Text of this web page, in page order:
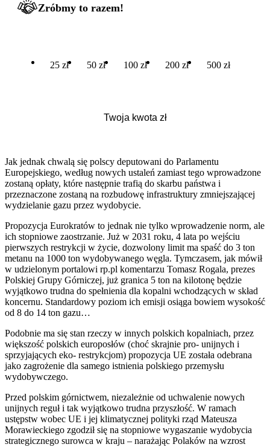
Zróbmy to razem!
25 zł 50 zł 100 zł 200 zł 500 zł
Jak jednak chwalą się polscy deputowani do Parlamentu
Europejskiego, według nowych ustaleń zamiast tego wprowadzone
zostaną opłaty, które następnie trafią do skarbu państwa i
przeznaczone zostaną na rozbudowę infrastruktury zmniejszającej
wydzielanie gazu przez wydobycie.
Propozycja Eurokratów to jednak nie tylko wprowadzenie norm, ale
ich stopniowe zaostrzanie. Już w 2031 roku, 4 lata po wejściu
pierwszych restrykcji w życie, dozwolony limit ma spaść do 3 ton
metanu na 1000 ton wydobywanego węgla. Tymczasem, jak mówił
w udzielonym portalowi rp.pl komentarzu Tomasz Rogala, prezes
Polskiej Grupy Górniczej, już granica 5 ton na kilotonę będzie
wyjątkowo trudna do spełnienia dla kopalni wchodzących w skład
koncernu. Standardowy poziom ich emisji osiąga bowiem wysokość
od 8 do 14 ton gazu…
Podobnie ma się stan rzeczy w innych polskich kopalniach, przez
większość polskich europosłów (choć skrajnie pro- unijnych i
sprzyjających eko- restrykcjom) propozycja UE została odebrana
jako zagrożenie dla samego istnienia polskiego przemysłu
wydobywczego.
Przed polskim górnictwem, niezależnie od uchwalenie nowych
unijnych reguł i tak wyjątkowo trudna przyszłość. W ramach
ustępstw wobec UE i jej klimatycznej polityki rząd Mateusza
Morawieckiego zgodził się na stopniowe wygaszanie wydobycia
strategicznego surowca w kraju – narażając Polaków na wzrost